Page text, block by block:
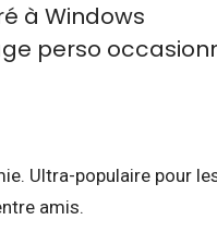
à Windows
perso
Ultra-populaire pour
amis.